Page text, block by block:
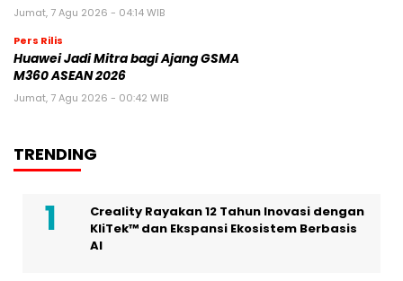
Jumat, 7 Agu 2026 - 04:14 WIB
Pers Rilis
Huawei Jadi Mitra bagi Ajang GSMA
M360 ASEAN 2026
Jumat, 7 Agu 2026 - 00:42 WIB
TRENDING
Creality Rayakan 12 Tahun Inovasi dengan
KliTek™ dan Ekspansi Ekosistem Berbasis
AI